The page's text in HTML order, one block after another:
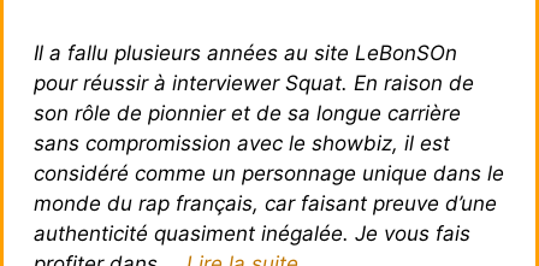
Il a fallu plusieurs années au site LeBonSOn
pour réussir à interviewer Squat. En raison de
son rôle de pionnier et de sa longue carrière
sans compromission avec le showbiz, il est
considéré comme un personnage unique dans le
monde du rap français, car faisant preuve d’une
authenticité quasiment inégalée. Je vous fais